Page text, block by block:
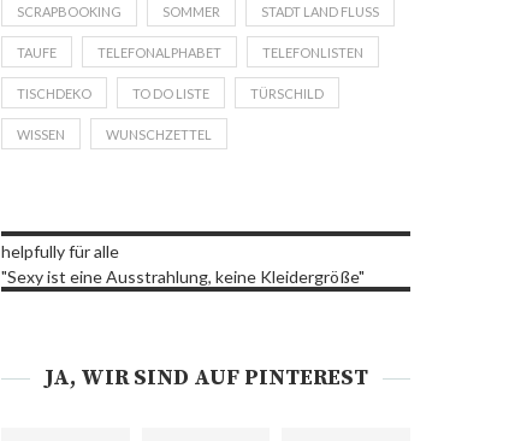
SCRAPBOOKING SOMMER STADT LAND FLUSS
TAUFE TELEFONALPHABET TELEFONLISTEN
TISCHDEKO TO DO LISTE TÜRSCHILD
WISSEN WUNSCHZETTEL
helpfully für alle
"Sexy ist eine Ausstrahlung, keine Kleidergröße"
JA, WIR SIND AUF PINTEREST